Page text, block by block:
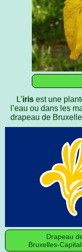
L’irisest une
l’eau ou dans les
drapeau de
Drapeau